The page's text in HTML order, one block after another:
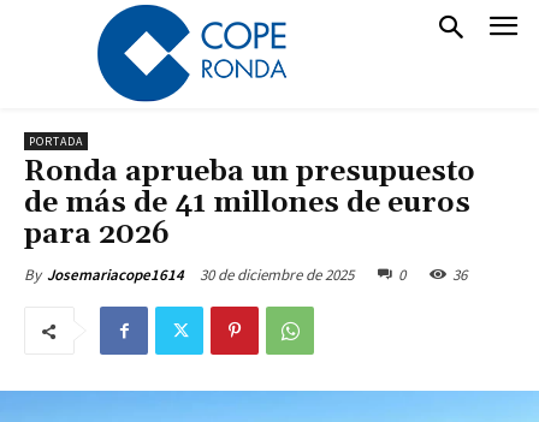
PORTADA
Ronda aprueba un presupuesto
de más de 41 millones de euros
para 2026
By Josemariacope1614 30 de diciembre de 2025 0 36